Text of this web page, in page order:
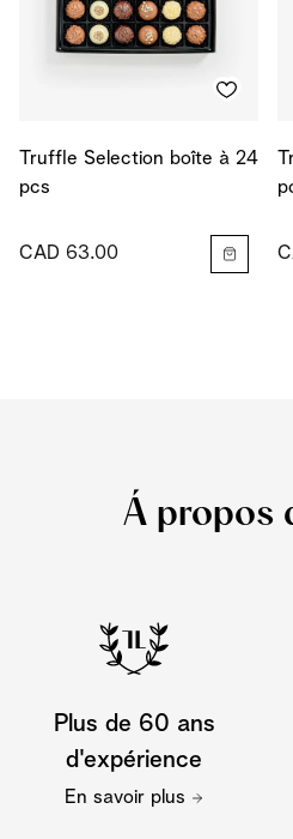
Truffle Selection boîte à 24
pcs
CAD 63.00
Á propos
Plus de 60 ans
d'expérience
En savoir plus